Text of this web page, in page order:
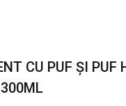
CU PUF ȘI PUF